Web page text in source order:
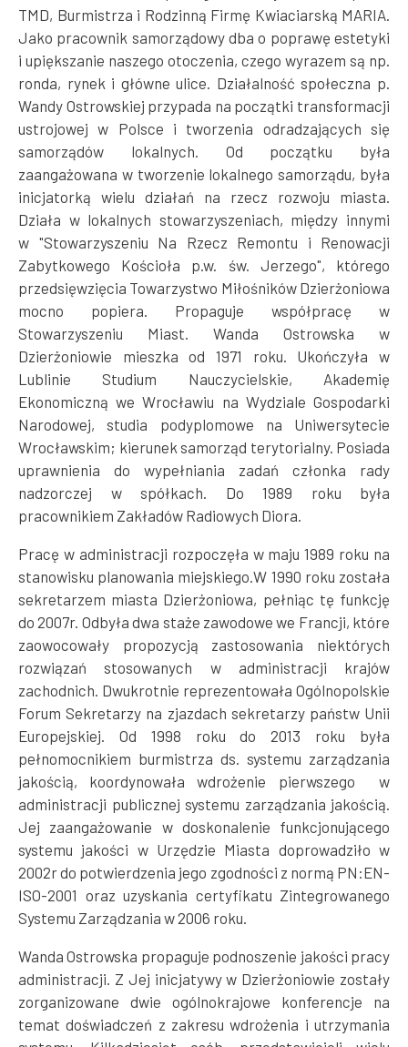
TMD, Burmistrza i Rodzinną Firmę Kwiaciarską MARIA.
Jako pracownik samorządowy dba o poprawę estetyki
i upiększanie naszego otoczenia, czego wyrazem są np.
ronda, rynek i główne ulice. Działalność społeczna p.
Wandy Ostrowskiej przypada na początki transformacji
ustrojowej w Polsce i tworzenia odradzających się
samorządów lokalnych. Od początku była
zaangażowana w tworzenie lokalnego samorządu, była
inicjatorką wielu działań na rzecz rozwoju miasta.
Działa w lokalnych stowarzyszeniach, między innymi
w "Stowarzyszeniu Na Rzecz Remontu i Renowacji
Zabytkowego Kościoła p.w. św. Jerzego", którego
przedsięwzięcia Towarzystwo Miłośników Dzierżoniowa
mocno popiera. Propaguje współpracę w
Stowarzyszeniu Miast. Wanda Ostrowska w
Dzierżoniowie mieszka od 1971 roku. Ukończyła w
Lublinie Studium Nauczycielskie, Akademię
Ekonomiczną we Wrocławiu na Wydziale Gospodarki
Narodowej, studia podyplomowe na Uniwersytecie
Wrocławskim; kierunek samorząd terytorialny. Posiada
uprawnienia do wypełniania zadań członka rady
nadzorczej w spółkach. Do 1989 roku była
pracownikiem Zakładów Radiowych Diora.
Pracę w administracji rozpoczęła w maju 1989 roku na
stanowisku planowania miejskiego.W 1990 roku została
sekretarzem miasta Dzierżoniowa, pełniąc tę funkcję
do 2007r. Odbyła dwa staże zawodowe we Francji, które
zaowocowały propozycją zastosowania niektórych
rozwiązań stosowanych w administracji krajów
zachodnich. Dwukrotnie reprezentowała Ogólnopolskie
Forum Sekretarzy na zjazdach sekretarzy państw Unii
Europejskiej. Od 1998 roku do 2013 roku była
pełnomocnikiem burmistrza ds. systemu zarządzania
jakością, koordynowała wdrożenie pierwszego w
administracji publicznej systemu zarządzania jakością.
Jej zaangażowanie w doskonalenie funkcjonującego
systemu jakości w Urzędzie Miasta doprowadziło w
2002r do potwierdzenia jego zgodności z normą PN:EN-
ISO-2001 oraz uzyskania certyfikatu Zintegrowanego
Systemu Zarządzania w 2006 roku.
Wanda Ostrowska propaguje podnoszenie jakości pracy
administracji. Z Jej inicjatywy w Dzierżoniowie zostały
zorganizowane dwie ogólnokrajowe konferencje na
temat doświadczeń z zakresu wdrożenia i utrzymania